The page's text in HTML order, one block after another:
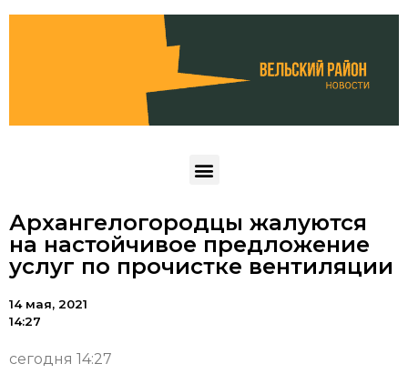
Архангелогородцы жалуются
на настойчивое предложение
услуг по прочистке вентиляции
14 мая, 2021
14:27
сегодня 14:27